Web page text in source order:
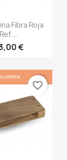
rápida
Fibra Roja
Ref....
€
OFERTA!
favorite_border